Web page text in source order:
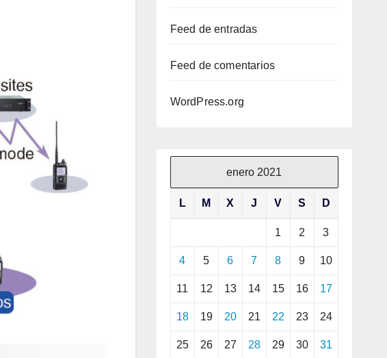
Feed de entradas
Feed de comentarios
WordPress.org
enero 2021
L M X J V S D
1 2 3
4 5 6 7 8 9 10
11 12 13 14 15 16 17
18 19 20 21 22 23 24
25 26 27 28 29 30 31